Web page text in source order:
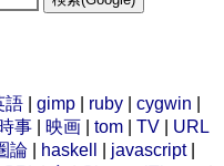
語 gimp ruby cygwin
事 映画 tom TV
URL
論 haskell javascript|